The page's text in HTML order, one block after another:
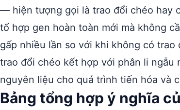
— hiện tượng gọi là trao đổi chéo hay
tổ hợp gen hoàn toàn mới mà không
gấp nhiều lần so với khi không có
trao đổi chéo kết hợp với phân li ngẫu
nguyên liệu cho quá trình tiến hóa và
Bảng tổng hợp ý nghĩa